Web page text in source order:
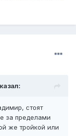
стоят
за пределами
же тройкой или